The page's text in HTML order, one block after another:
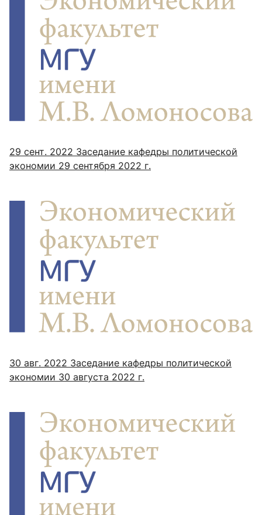
29 сент. 2022 Заседание кафедры политической
экономии 29 сентября 2022 г.
30 авг. 2022 Заседание кафедры политической
экономии 30 августа 2022 г.